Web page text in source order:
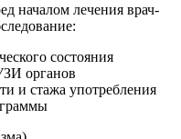
началом лечения врач-
состояния
органов
и стажа употребления